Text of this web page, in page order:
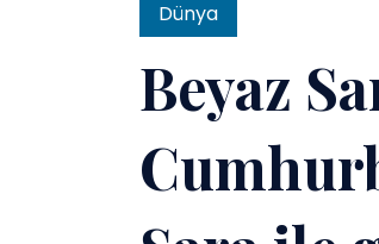
Dünya
Beyaz